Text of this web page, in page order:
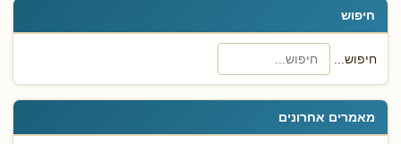
חיפוש
חיפוש...
מאמרים אחרונים